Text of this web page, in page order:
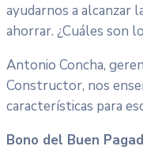
ayudarnos a alcanzar
ahorrar. ¿Cuáles son
Antonio Concha,
Constructor, nos
características para
Bono del Buen